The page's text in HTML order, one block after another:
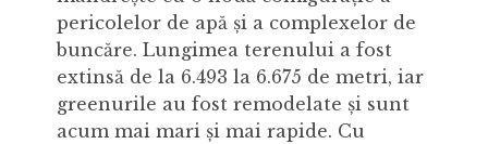
pericolelor de apă și a complexelor de
buncăre. Lungimea terenului a fost
extinsă de la 6.493 la 6.675 de metri, iar
greenurile au fost remodelate și sunt
acum mai mari și mai rapide. Cu